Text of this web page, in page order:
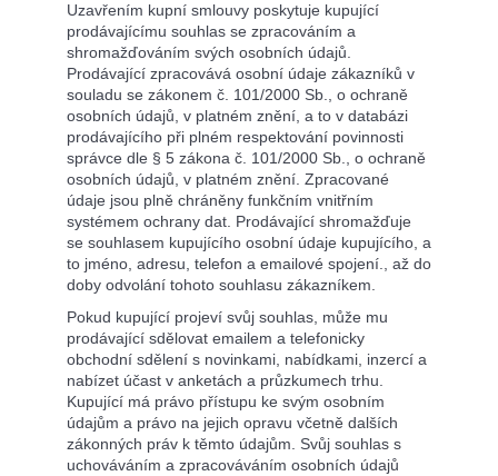
Uzavřením kupní smlouvy poskytuje kupující
prodávajícímu souhlas se zpracováním a
shromažďováním svých osobních údajů.
Prodávající zpracovává osobní údaje zákazníků v
souladu se zákonem č. 101/2000 Sb., o ochraně
osobních údajů, v platném znění, a to v databázi
prodávajícího při plném respektování povinnosti
správce dle § 5 zákona č. 101/2000 Sb., o ochraně
osobních údajů, v platném znění. Zpracované
údaje jsou plně chráněny funkčním vnitřním
systémem ochrany dat. Prodávající shromažďuje
se souhlasem kupujícího osobní údaje kupujícího, a
to jméno, adresu, telefon a emailové spojení., až do
doby odvolání tohoto souhlasu zákazníkem.
Pokud kupující projeví svůj souhlas, může mu
prodávající sdělovat emailem a telefonicky
obchodní sdělení s novinkami, nabídkami, inzercí a
nabízet účast v anketách a průzkumech trhu.
Kupující má právo přístupu ke svým osobním
údajům a právo na jejich opravu včetně dalších
zákonných práv k těmto údajům. Svůj souhlas s
uchováváním a zpracováváním osobních údajů